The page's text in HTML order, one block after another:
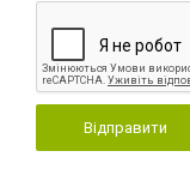
Відправити